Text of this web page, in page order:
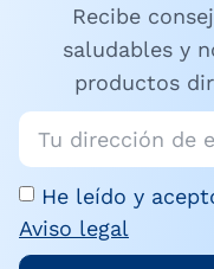
Recibe
saludables y
productos
He leído y
Aviso legal